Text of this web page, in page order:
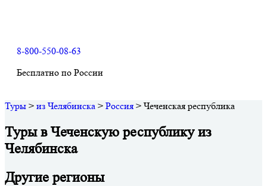
8-800-550-08-63
Бесплатно по России
Туры > из Челябинска > Россия > Чеченская республика
Туры в Чеченскую республику из
Челябинска
Другие регионы